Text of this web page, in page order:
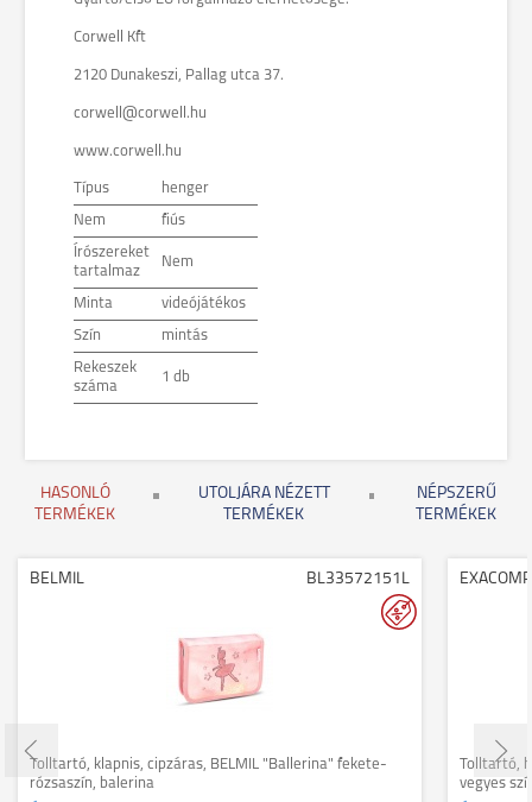
Corwell Kft
2120 Dunakeszi, Pallag utca 37.
corwell@corwell.hu
www.corwell.hu
Típus henger
Nem fiús
Írószereket
tartalmaz
Nem
Minta videójátékos
Szín mintás
Rekeszek
száma
1 db
HASONLÓ
TERMÉKEK
UTOLJÁRA NÉZETT
TERMÉKEK
NÉPSZERŰ
TERMÉKEK
BELMIL BL33572151L
Tolltartó, klapnis, cipzáras, BELMIL "Ballerina" fekete-
rózsaszín, balerina
Tolltartó,
vegyes